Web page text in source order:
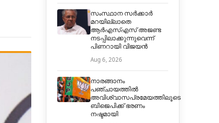
സംസ്ഥാന സർക്കാർ
മറയില്ലാതെ
ആർഎസ്എസ് അജണ്ട
നടപ്പിലാക്കുന്നുവെന്ന്
പിണറായി വിജയൻ
Aug 6, 2026
നാരങ്ങാനം
പഞ്ചായത്തില്‍
അവിശ്വാസപ്രമേയത്തിലൂടെ
ബിജെപിക്ക് ഭരണം
നഷ്ടമായി